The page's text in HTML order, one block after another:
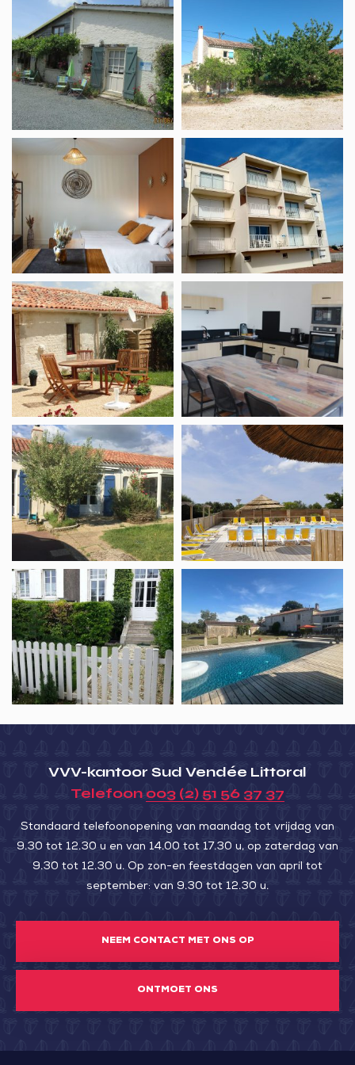
Vakantiewoning
Belle
Vue
–
Grande
Époque
Cerisier
Meublé
L’Avocette
Meublé
Crocombette
Meublé
La
Clé
des
Champs
Meublé
Océan
Meublé
Kribi
Camping
La
Le
Figuier
Mottes
VVV-kantoor Sud Vendée Littoral
Telefoon 003 (2) 51 56 37 37
Standaard telefoonopening van maandag tot vrijdag van
9.30 tot 12.30 u en van 14.00 tot 17.30 u, op zaterdag van
9.30 tot 12.30 u. Op zon-en feestdagen van april tot
september: van 9.30 tot 12.30 u.
NEEM CONTACT MET ONS OP
ONTMOET ONS